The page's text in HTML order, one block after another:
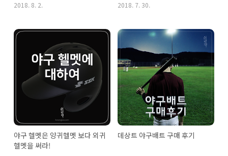
2018. 8. 2. 2018. 7. 30.
야구 헬멧은 양귀헬멧 보다 외귀
헬멧을 써라!
데상트 야구배트 구매 후기